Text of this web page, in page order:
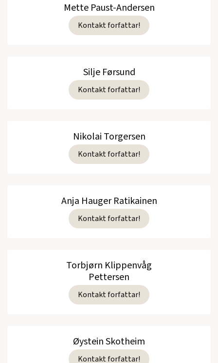
Mette Paust-Andersen
Kontakt forfattar!
Silje Førsund
Kontakt forfattar!
Nikolai Torgersen
Kontakt forfattar!
Anja Hauger Ratikainen
Kontakt forfattar!
Torbjørn Klippenvåg
Pettersen
Kontakt forfattar!
Øystein Skotheim
Kontakt forfattar!